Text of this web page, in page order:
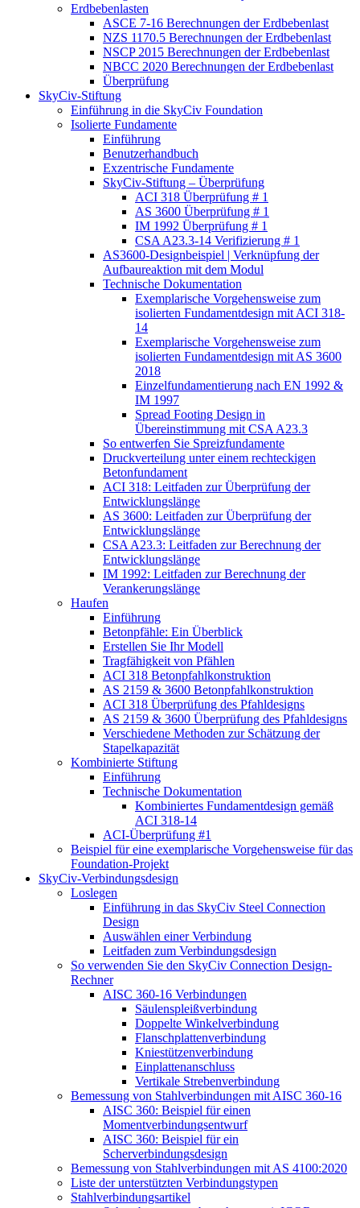
Erdbebenlasten
ASCE 7-16 Berechnungen der Erdbebenlast
NZS 1170.5 Berechnungen der Erdbebenlast
NSCP 2015 Berechnungen der Erdbebenlast
NBCC 2020 Berechnungen der Erdbebenlast
Überprüfung
SkyCiv-Stiftung
Einführung in die SkyCiv Foundation
Isolierte Fundamente
Einführung
Benutzerhandbuch
Exzentrische Fundamente
SkyCiv-Stiftung – Überprüfung
ACI 318 Überprüfung # 1
AS 3600 Überprüfung # 1
IM 1992 Überprüfung # 1
CSA A23.3-14 Verifizierung # 1
AS3600-Designbeispiel | Verknüpfung der
Aufbaureaktion mit dem Modul
Technische Dokumentation
Exemplarische Vorgehensweise zum
isolierten Fundamentdesign mit ACI 318-
14
Exemplarische Vorgehensweise zum
isolierten Fundamentdesign mit AS 3600
2018
Einzelfundamentierung nach EN 1992 &
IM 1997
Spread Footing Design in
Übereinstimmung mit CSA A23.3
So entwerfen Sie Spreizfundamente
Druckverteilung unter einem rechteckigen
Betonfundament
ACI 318: Leitfaden zur Überprüfung der
Entwicklungslänge
AS 3600: Leitfaden zur Überprüfung der
Entwicklungslänge
CSA A23.3: Leitfaden zur Berechnung der
Entwicklungslänge
IM 1992: Leitfaden zur Berechnung der
Verankerungslänge
Haufen
Einführung
Betonpfähle: Ein Überblick
Erstellen Sie Ihr Modell
Tragfähigkeit von Pfählen
ACI 318 Betonpfahlkonstruktion
AS 2159 & 3600 Betonpfahlkonstruktion
ACI 318 Überprüfung des Pfahldesigns
AS 2159 & 3600 Überprüfung des Pfahldesigns
Verschiedene Methoden zur Schätzung der
Stapelkapazität
Kombinierte Stiftung
Einführung
Technische Dokumentation
Kombiniertes Fundamentdesign gemäß
ACI 318-14
ACI-Überprüfung #1
Beispiel für eine exemplarische Vorgehensweise für das
Foundation-Projekt
SkyCiv-Verbindungsdesign
Loslegen
Einführung in das SkyCiv Steel Connection
Design
Auswählen einer Verbindung
Leitfaden zum Verbindungsdesign
So verwenden Sie den SkyCiv Connection Design-
Rechner
AISC 360-16 Verbindungen
Säulenspleißverbindung
Doppelte Winkelverbindung
Flanschplattenverbindung
Kniestützenverbindung
Einplattenanschluss
Vertikale Strebenverbindung
Bemessung von Stahlverbindungen mit AISC 360-16
AISC 360: Beispiel für einen
Momentverbindungsentwurf
AISC 360: Beispiel für ein
Scherverbindungsdesign
Bemessung von Stahlverbindungen mit AS 4100:2020
Liste der unterstützten Verbindungstypen
Stahlverbindungsartikel